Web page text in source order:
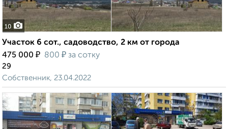
10
Участок 6 сот., садоводство, 2 км от города
475 000 ₽ 800 ₽ за сотку
29
Собственник, 23.04.2022